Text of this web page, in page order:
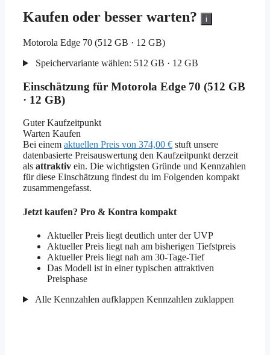
Kaufen oder besser warten? i
Motorola Edge 70 (512 GB · 12 GB)
Speichervariante wählen: 512 GB · 12 GB
Einschätzung für Motorola Edge 70 (512 GB
· 12 GB)
Guter Kaufzeitpunkt
Warten Kaufen
Bei einem aktuellen Preis von 374,00 € stuft unsere
datenbasierte Preisauswertung den Kaufzeitpunkt derzeit
als attraktiv ein. Die wichtigsten Gründe und Kennzahlen
für diese Einschätzung findest du im Folgenden kompakt
zusammengefasst.
Jetzt kaufen? Pro & Kontra kompakt
Aktueller Preis liegt deutlich unter der UVP
Aktueller Preis liegt nah am bisherigen Tiefstpreis
Aktueller Preis liegt nah am 30-Tage-Tief
Das Modell ist in einer typischen attraktiven
Preisphase
Alle Kennzahlen aufklappen Kennzahlen zuklappen